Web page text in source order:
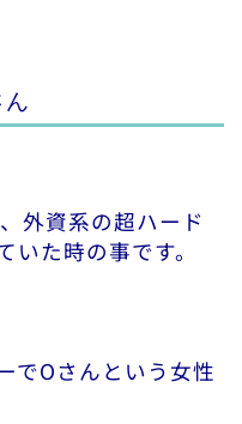
ん
外資系の超ハード
た時の事です。
でOさんという女性